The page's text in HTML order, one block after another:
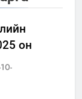
он